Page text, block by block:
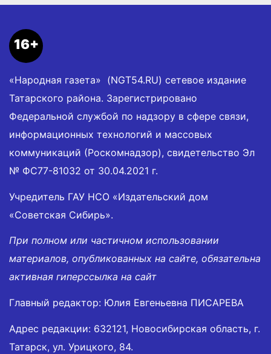
16+
«Народная газета» (NGT54.RU) сетевое издание
Татарского района. Зарегистрировано
Федеральной службой по надзору в сфере связи,
информационных технологий и массовых
коммуникаций (Роскомнадзор), свидетельство Эл
№ ФС77-81032 от 30.04.2021 г.
Учредитель ГАУ НСО «Издательский дом
«Советская Сибирь».
При полном или частичном использовании
материалов, опубликованных на сайте, обязательна
активная гиперссылка на сайт
Главный редактор: Юлия Евгеньевна ПИСАРЕВА
Адрес редакции: 632121, Новосибирская область, г.
Татарск, ул. Урицкого, 84.